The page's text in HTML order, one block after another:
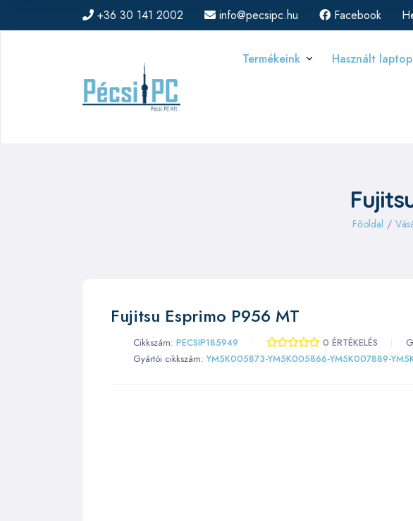
+36 30 141 2002 info@pecsipc.hu Facebook
Termékeink Használt laptop
Főoldal /
Fujitsu Esprimo P956 MT
Cikkszám: PECSIP185949 0 ÉRTÉKELÉS
Gyártói cikkszám: YM5K005873-YM5K005866-YM5K007889-